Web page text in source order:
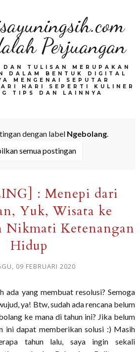
Perjuangan
TULISAN MERUPAKAN
DALAM BENTUK DIGITAL
MENGENAI SEPUTAR
HARI SEPERTI KULINER
TIPS DAN LAINNYA
dengan label Ngebolang.
semua postingan
: Menepi dari
Yuk, Wisata ke
Nikmati Ketenangan
Hidup
09 FEBRUARI 2020
ada yang membuat resolusi? Semoga
ya! Btw, sudah ada rencana belum
ke mana di tahun ini? Jika belum
ini dapat memberikan solusi :) Masih
tahun lalu, saya ingin sekali